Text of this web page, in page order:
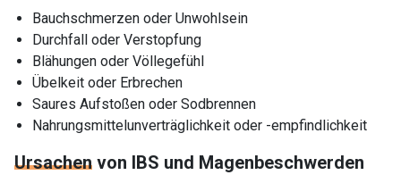
Bauchschmerzen oder Unwohlsein
Durchfall oder Verstopfung
Blähungen oder Völlegefühl
Übelkeit oder Erbrechen
Saures Aufstoßen oder Sodbrennen
Nahrungsmittelunverträglichkeit oder -empfindlichkeit
Ursachen von IBS und Magenbeschwerden